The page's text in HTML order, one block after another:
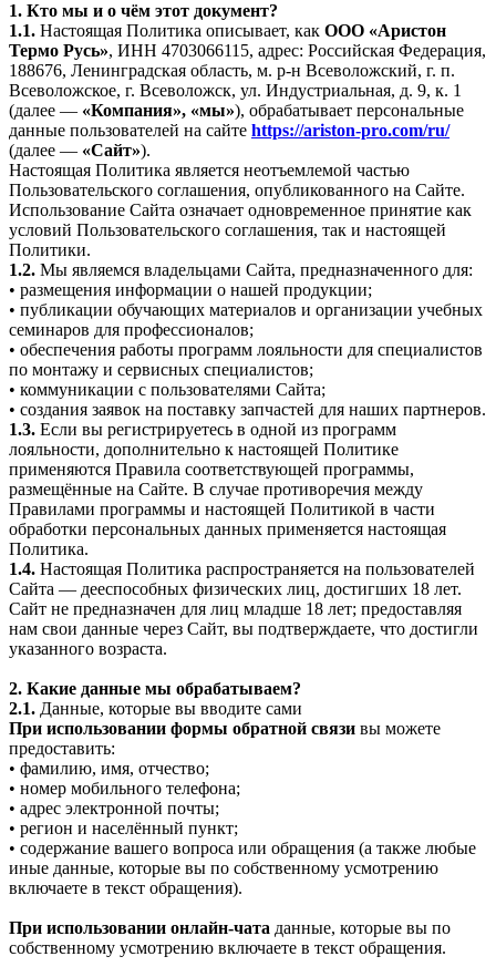
1. Кто мы и о чём этот документ?
1.1. Настоящая Политика описывает, как ООО «Аристон
Термо Русь», ИНН 4703066115, адрес: Российская Федерация,
188676, Ленинградская область, м. р-н Всеволожский, г. п.
Всеволожское, г. Всеволожск, ул. Индустриальная, д. 9, к. 1
(далее — «Компания», «мы»), обрабатывает персональные
данные пользователей на сайте https://ariston-pro.com/ru/
(далее — «Сайт»).
Настоящая Политика является неотъемлемой частью
Пользовательского соглашения, опубликованного на Сайте.
Использование Сайта означает одновременное принятие как
условий Пользовательского соглашения, так и настоящей
Политики.
1.2. Мы являемся владельцами Сайта, предназначенного для:
• размещения информации о нашей продукции;
• публикации обучающих материалов и организации учебных
семинаров для профессионалов;
• обеспечения работы программ лояльности для специалистов
по монтажу и сервисных специалистов;
• коммуникации с пользователями Сайта;
• создания заявок на поставку запчастей для наших партнеров.
1.3. Если вы регистрируетесь в одной из программ
лояльности, дополнительно к настоящей Политике
применяются Правила соответствующей программы,
размещённые на Сайте. В случае противоречия между
Правилами программы и настоящей Политикой в части
обработки персональных данных применяется настоящая
Политика.
1.4. Настоящая Политика распространяется на пользователей
Сайта — дееспособных физических лиц, достигших 18 лет.
Сайт не предназначен для лиц младше 18 лет; предоставляя
нам свои данные через Сайт, вы подтверждаете, что достигли
указанного возраста.
2. Какие данные мы обрабатываем?
2.1. Данные, которые вы вводите сами
При использовании формы обратной связи вы можете
предоставить:
• фамилию, имя, отчество;
• номер мобильного телефона;
• адрес электронной почты;
• регион и населённый пункт;
• содержание вашего вопроса или обращения (а также любые
иные данные, которые вы по собственному усмотрению
включаете в текст обращения).
При использовании онлайн-чата данные, которые вы по
собственному усмотрению включаете в текст обращения.